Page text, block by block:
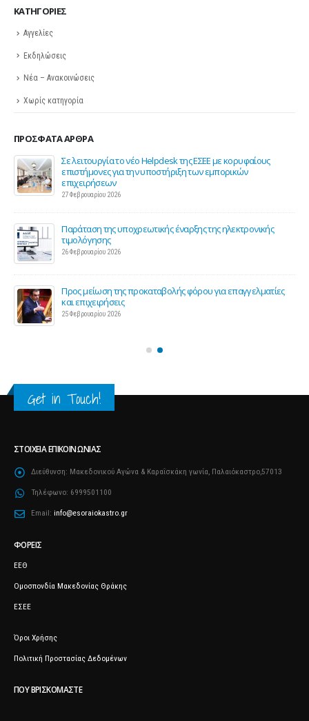
KΑΤΗΓΟΡΊΕΣ
Αγγελίες
Εκδηλώσεις
Νέα – Ανακοινώσεις
Χωρίς κατηγορία
ΠΡΌΣΦΑΤΑ ΆΡΘΡΑ
Σε λειτουργία το νέο Helpdesk της ΕΣΕΕ με κορυφαίους
επιστήμονες για την υποστήριξη των εμπορικών
επιχειρήσεων
27 Φεβρουαρίου 2026
Παράταση της υποχρεωτικής έναρξης της ηλεκτρονικής
τιμολόγησης
26 Φεβρουαρίου 2026
Προς μείωση της προκαταβολής φόρου για επαγγελματίες
και επιχειρήσεις
25 Φεβρουαρίου 2026
Get in Touch!
ΣΤΟΙΧΕΊΑ ΕΠΙΚΟΙΝΩΝΊΑΣ
Διεύθυνση: Μακεδονικού Αγώνα & Καραΐσκάκη γωνία, Παλαιόκαστρο,57013
Τηλέφωνο: 6999501100
Email: info@esoraiokastro.gr
ΦΟΡΕΊΣ
ΕΕΘ
Ομοσπονδία Μακεδονίας Θράκης
ΕΣΕΕ
Όροι Χρήσης
Πολιτική Προστασίας Δεδομένων
ΠΟΥ ΒΡΙΣΚΌΜΑΣΤΕ